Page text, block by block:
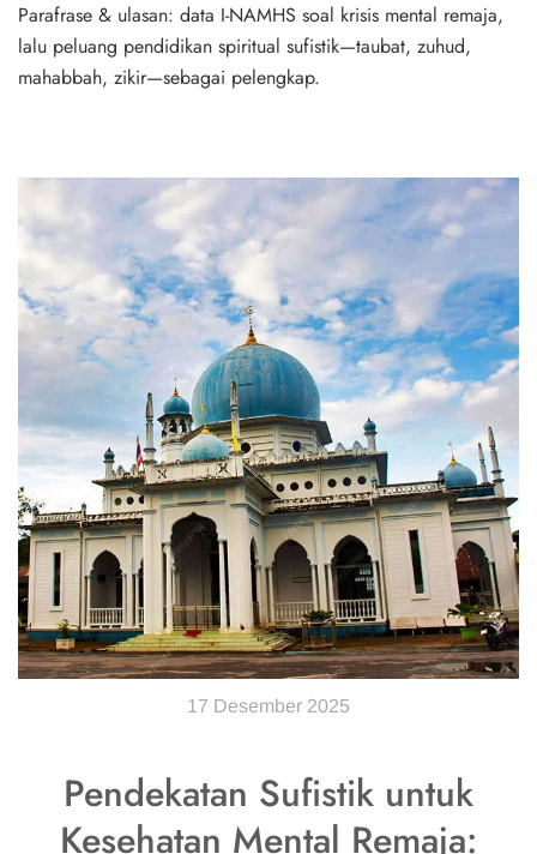
Parafrase & ulasan: data I-NAMHS soal krisis mental remaja,
lalu peluang pendidikan spiritual sufistik—taubat, zuhud,
mahabbah, zikir—sebagai pelengkap.
17 Desember 2025
Pendekatan Sufistik untuk
Kesehatan Mental Remaja: